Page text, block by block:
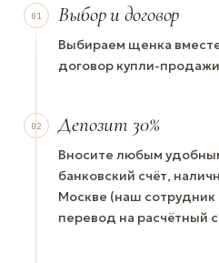
01 Выбор и договор
Выбираем щенка
договор купли-
02 Депозит 30%
Вносите любым
банковский счёт,
Москве (наш
перевод на расчётный